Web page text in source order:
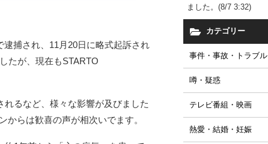
捕され、11月20日に略式起訴され
たが、現在もSTARTO
るなど、様々な影響が及びました
らは歓喜の声が相次いでます。
ました。(8/7 3:32)
カテゴリー
事件・事故・トラブル
噂・疑惑
テレビ番組・映画
熱愛・結婚・妊娠